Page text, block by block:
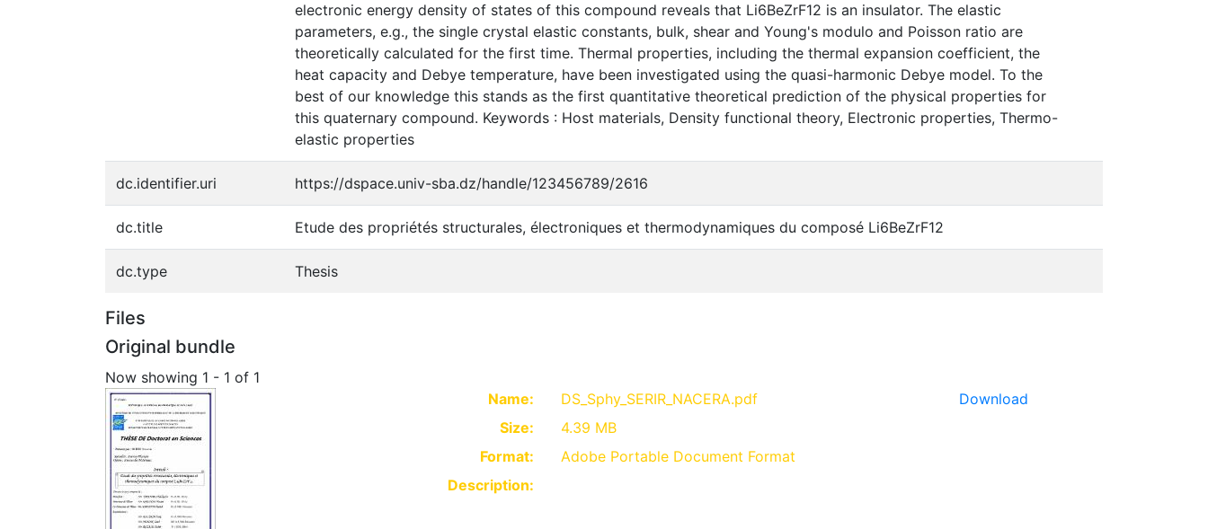
electronic energy density of states of this compound reveals that Li6BeZrF12 is an insulator. The elastic
parameters, e.g., the single crystal elastic constants, bulk, shear and Young's modulo and Poisson ratio are
theoretically calculated for the first time. Thermal properties, including the thermal expansion coefficient, the
heat capacity and Debye temperature, have been investigated using the quasi-harmonic Debye model. To the
best of our knowledge this stands as the first quantitative theoretical prediction of the physical properties for
this quaternary compound. Keywords : Host materials, Density functional theory, Electronic properties, Thermo-
elastic properties
dc.identifier.uri https://dspace.univ-sba.dz/handle/123456789/2616
dc.title Etude des propriétés structurales, électroniques et thermodynamiques du composé Li6BeZrF12
dc.type Thesis
Files
Original bundle
Now showing 1 - 1 of 1
Name:
DS_Sphy_SERIR_NACERA.pdf
Size:
4.39 MB
Format:
Adobe Portable Document Format
Description:
Download